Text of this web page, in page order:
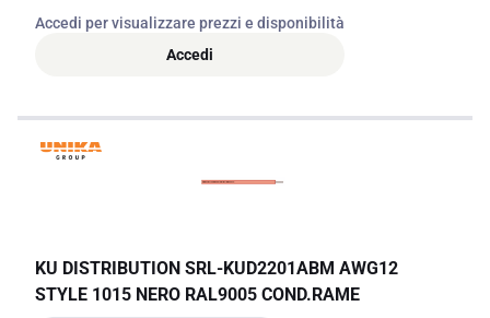
Accedi per visualizzare prezzi e disponibilità
Accedi
KU DISTRIBUTION SRL-KUD2201ABM AWG12
STYLE 1015 NERO RAL9005 COND.RAME